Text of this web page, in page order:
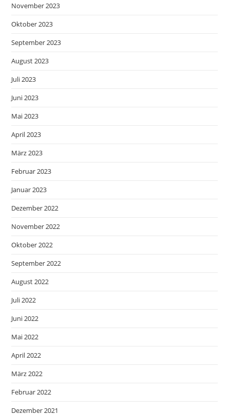
November 2023
Oktober 2023
September 2023
August 2023
Juli 2023
Juni 2023
Mai 2023
April 2023
März 2023
Februar 2023
Januar 2023
Dezember 2022
November 2022
Oktober 2022
September 2022
August 2022
Juli 2022
Juni 2022
Mai 2022
April 2022
März 2022
Februar 2022
Dezember 2021